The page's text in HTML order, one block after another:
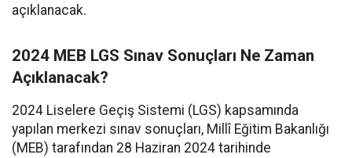
açıklanacak.
2024 MEB LGS Sınav Sonuçları Ne Zaman
Açıklanacak?
2024 Liselere Geçiş Sistemi (LGS) kapsamında
yapılan merkezi sınav sonuçları, Millî Eğitim Bakanlığı
(MEB) tarafından 28 Haziran 2024 tarihinde